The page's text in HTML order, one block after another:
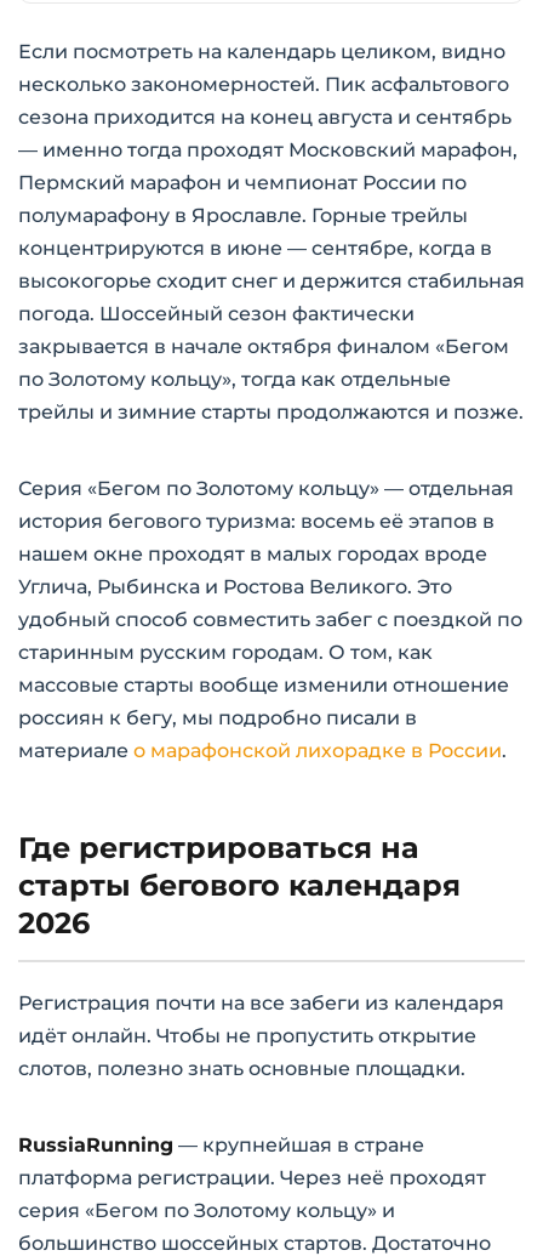
Если посмотреть на календарь целиком, видно
несколько закономерностей. Пик асфальтового
сезона приходится на конец августа и сентябрь
— именно тогда проходят Московский марафон,
Пермский марафон и чемпионат России по
полумарафону в Ярославле. Горные трейлы
концентрируются в июне — сентябре, когда в
высокогорье сходит снег и держится стабильная
погода. Шоссейный сезон фактически
закрывается в начале октября финалом «Бегом
по Золотому кольцу», тогда как отдельные
трейлы и зимние старты продолжаются и позже.
Серия «Бегом по Золотому кольцу» — отдельная
история бегового туризма: восемь её этапов в
нашем окне проходят в малых городах вроде
Углича, Рыбинска и Ростова Великого. Это
удобный способ совместить забег с поездкой по
старинным русским городам. О том, как
массовые старты вообще изменили отношение
россиян к бегу, мы подробно писали в
материале о марафонской лихорадке в России.
Где регистрироваться на
старты бегового календаря
2026
Регистрация почти на все забеги из календаря
идёт онлайн. Чтобы не пропустить открытие
слотов, полезно знать основные площадки.
RussiaRunning — крупнейшая в стране
платформа регистрации. Через неё проходят
серия «Бегом по Золотому кольцу» и
большинство шоссейных стартов. Достаточно